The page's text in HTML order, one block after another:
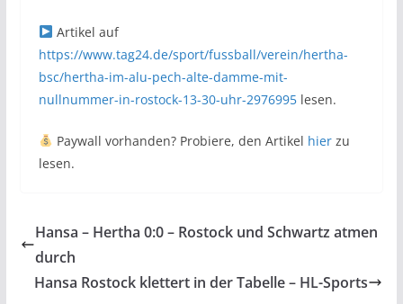
Artikel auf
https://www.tag24.de/sport/fussball/verein/hertha-
bsc/hertha-im-alu-pech-alte-damme-mit-
nullnummer-in-rostock-13-30-uhr-2976995lesen.
Paywall vorhanden? Probiere, den Artikel hierzu
lesen.
Hansa – Hertha 0:0 – Rostock und Schwartz atmen
durch
Hansa Rostock klettert in der Tabelle – HL-Sports